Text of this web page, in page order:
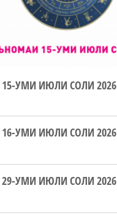
УМИ ИЮЛИ СОЛИ 2026
УМИ ИЮЛИ СОЛИ 2026
УМИ ИЮЛИ СОЛИ 2026